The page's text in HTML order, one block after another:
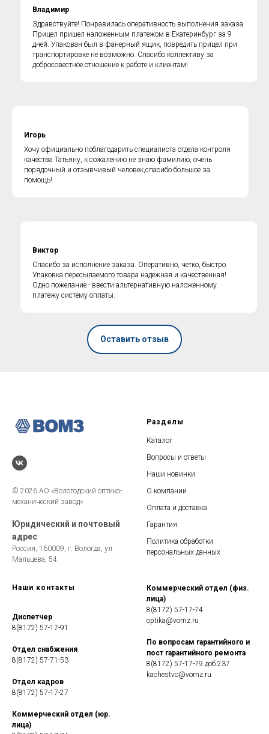
Владимир
Здравствуйте! Понравилась оперативность выполнения заказа.
Прицел пришел наложенным платежом в Екатеринбург за 9
дней. Упакован был в фанерный ящик, повредить прицел при
транспортировке не возможно. Спасибо коллективу за
добросовестное отношение к работе и клиентам!
Игорь
Хочу официально поблагодарить специалиста отдела контроля
качества Татьяну, к сожалению не знаю фамилию, очень
порядочный и отзывчивый человек,спасибо большое за
помощь!
Виктор
Спасибо за исполнение заказа. Оперативно, четко, быстро.
Упаковка пересылаемого товара надежная и качественная!
Одно пожелание - ввести альтернативную наложенному
платежу систему оплаты.
Оставить отзыв
© 2026 АО «Вологодский оптико-
механический завод»
Юридический и почтовый
адрес
Россия, 160009, г. Вологда, ул.
Мальцева, 54
Разделы
Каталог
Вопросы и ответы
Наши новинки
О компании
Оплата и доставка
Гарантия
Политика обработки
персональных данных
Наши контакты
Диспетчер
8(8172) 57-17-91
Отдел снабжения
8(8172) 57-71-53
Отдел кадров
8(8172) 57-17-27
Коммерческий отдел (юр.
лица)
Коммерческий отдел (физ.
лица)
8(8172) 57-17-74
optika@vomz.ru
По вопросам гарантийного и
пост гарантийного ремонта
8(8172) 57-17-79 доб.237
kachestvo@vomz.ru
ГОРЯЧАЯ ЛИНИЯ по